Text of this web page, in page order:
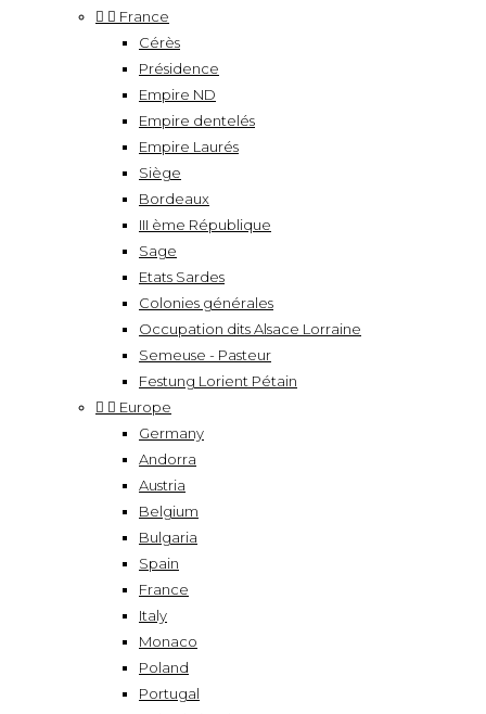
  France
Cérès
Présidence
Empire ND
Empire dentelés
Empire Laurés
Siège
Bordeaux
III ème République
Sage
Etats Sardes
Colonies générales
Occupation dits Alsace Lorraine
Semeuse - Pasteur
Festung Lorient Pétain
  Europe
Germany
Andorra
Austria
Belgium
Bulgaria
Spain
France
Italy
Monaco
Poland
Portugal